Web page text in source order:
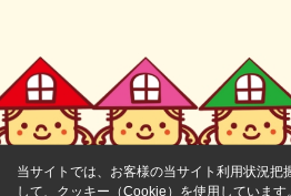
当サイトでは、お客様の当サイト利用状況把
して、クッキー（Cookie）を使用しています。